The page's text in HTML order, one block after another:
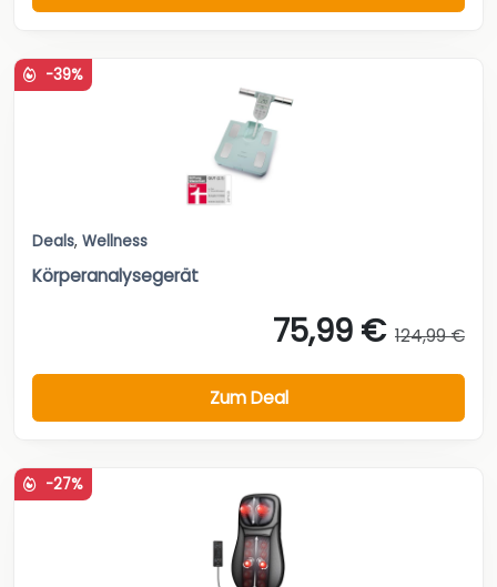
-39%
Deals, Wellness
Körperanalysegerät
75,99 € 124,99 €
Zum Deal
-27%